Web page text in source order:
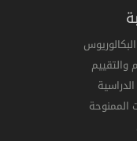
والتقييم
الممنوحة